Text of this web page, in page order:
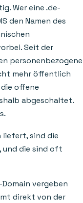
Wer eine .de-
den Namen des
Seit der
personenbezogene
mehr öffentlich
die offene
abgeschaltet.
liefert, sind die
und die sind oft
vergeben
direkt von der